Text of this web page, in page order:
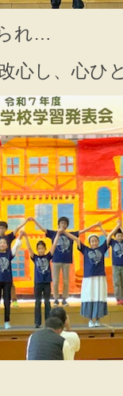
れ…
心し、心ひ